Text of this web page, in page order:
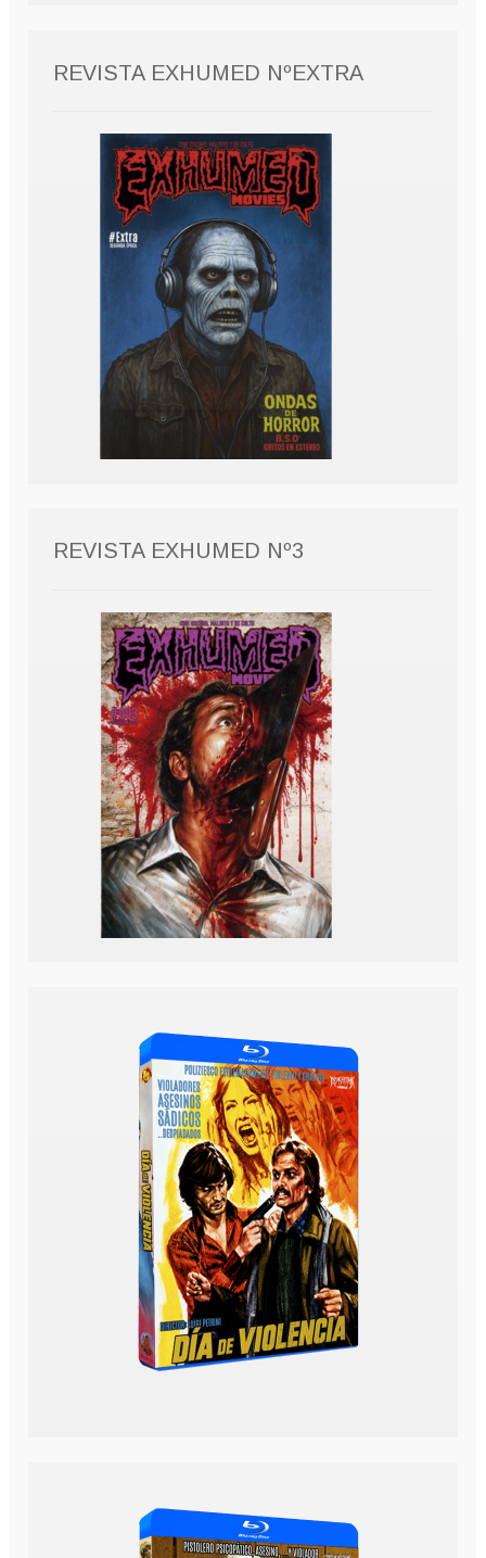
REVISTA EXHUMED NºEXTRA
REVISTA EXHUMED Nº3